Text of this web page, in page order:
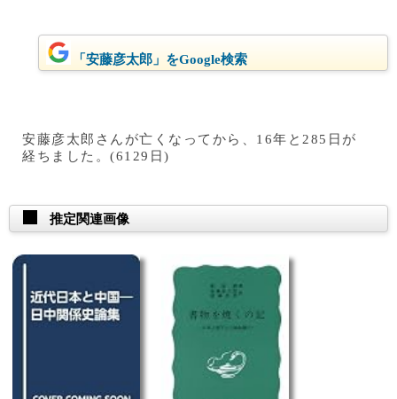
「安藤彦太郎」をGoogle検索
安藤彦太郎さんが亡くなってから、16年と285日が
経ちました。(6129日)
推定関連画像